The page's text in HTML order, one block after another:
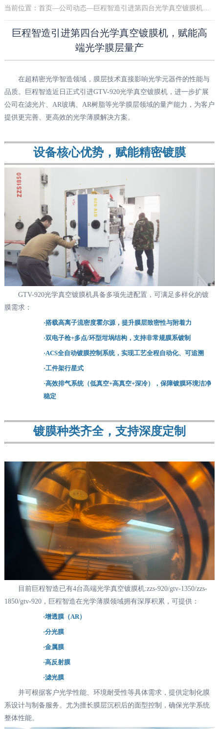
当前位置： 首页 —公司动态—巨程智造引进第四台光学真空镀膜机，赋能高端光学膜层量产
巨程智造引进第四台光学真空镀膜机，赋能高
端光学膜层量产
在超精密光学智造领域，膜层技术直接影响光学元器件的性能与
品质。巨程智造近日正式引进GTV-920光学真空镀膜机，进一步扩展
公司在滤光片、AR玻璃、AR树脂等光学膜层领域的量产能力，为客户
提供更完善、更高效的光学薄膜解决方案。
设备核心优势，赋能精密镀膜
GTV-920光学真空镀膜机具备多项先进配置，可满足多样化的镀
膜需求：
·搭载高离子流密度霍尔源，提升膜层致密性与附着力
·双电子枪+多点/环型坩埚结构，支持非常规膜系镀制
·ACS全自动镀膜控制系统，实现工艺全程自动化、可追溯
·工件架行星式
·高效排气系统（低真空+高真空+深冷），保障镀膜环境洁净
稳定
镀膜种类齐全，支持深度定制
目前巨程智造已有4台高端光学真空镀膜机:zzs-920/gtv-1350/zzs-
1850/gtv-920，巨程智造在光学薄膜领域拥有深厚积累，可提供：
·增透膜（AR）
·分光膜
·金属膜
·高反射膜
·滤光膜
并可根据客户光学性能、环境耐受性等具体需求，提供定制化膜
系设计与制备服务。尤为擅长膜层沉积后的面型控制，确保光学系统
整体性能。